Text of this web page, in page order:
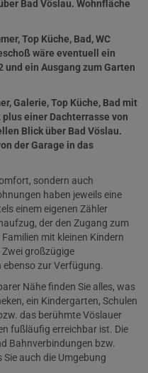
Bad Vöslau. Wohnfläche
Top Küche, Bad, WC
wäre eventuell ein
Ausgang zum Garten
Galerie, Top Küche, Bad mit
plus einer Dachterrasse von
über Bad Vöslau.
der Garage in das
sondern auch
haben jeweils eine
einem eigenen Zähler
der den Zugang zum
mit kleinen Kindern
großzügige
zur Verfügung.
Nähe finden Sie alles, was
ein Kindergarten, Schulen
das berühmte Vöslauer
fußläufig erreichbar ist. Die
Bahnverbindungen bzw.
auch die Umgebung